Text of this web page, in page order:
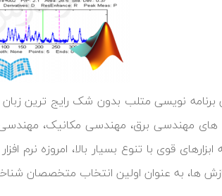
برنامه نویسی متلب بدون شک رایج ترین
مهندسی برق، مهندسی مکانیک،
قوی با تنوع بسیار بالا، امروزه نرم
ها، به عنوان اولین انتخاب متخصصان